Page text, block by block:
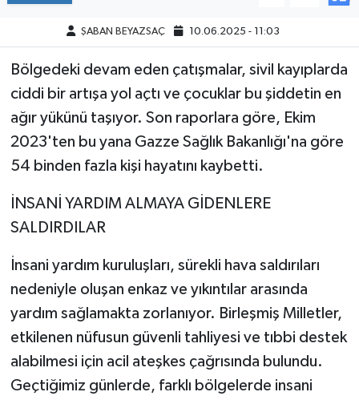
ŞABAN BEYAZSAÇ 10.06.2025 - 11:03
Bölgedeki devam eden çatışmalar, sivil kayıplarda
ciddi bir artışa yol açtı ve çocuklar bu şiddetin en
ağır yükünü taşıyor. Son raporlara göre, Ekim
2023'ten bu yana Gazze Sağlık Bakanlığı'na göre
54 binden fazla kişi hayatını kaybetti.
İNSANİ YARDIM ALMAYA GİDENLERE
SALDIRDILAR
İnsani yardım kuruluşları, sürekli hava saldırıları
nedeniyle oluşan enkaz ve yıkıntılar arasında
yardım sağlamakta zorlanıyor. Birleşmiş Milletler,
etkilenen nüfusun güvenli tahliyesi ve tıbbi destek
alabilmesi için acil ateşkes çağrısında bulundu.
Geçtiğimiz günlerde, farklı bölgelerde insani